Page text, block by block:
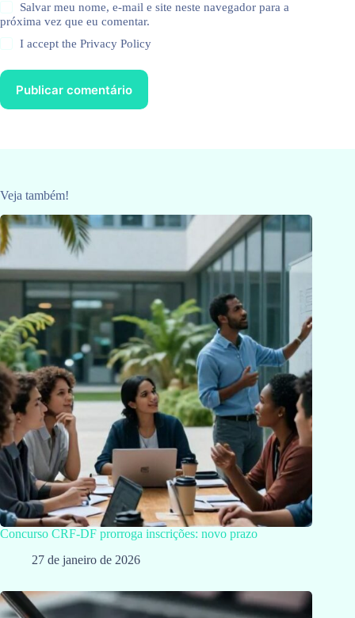
Salvar meu nome, e-mail e site neste navegador para a
próxima vez que eu comentar.
I accept thePrivacy Policy
Publicar comentário
Veja também!
Concurso CRF-DF prorroga inscrições: novo prazo
27 de janeiro de 2026